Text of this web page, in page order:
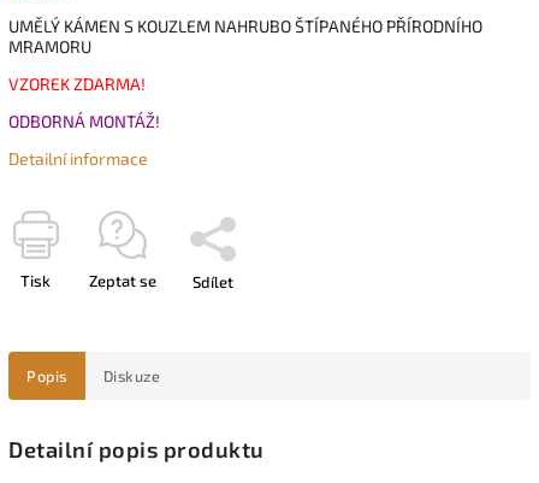
UMĚLÝ KÁMEN S KOUZLEM NAHRUBO ŠTÍPANÉHO PŘÍRODNÍHO
MRAMORU
VZOREK ZDARMA!
ODBORNÁ MONTÁŽ!
Detailní informace
Tisk Zeptat se Sdílet
Popis Diskuze
Detailní popis produktu